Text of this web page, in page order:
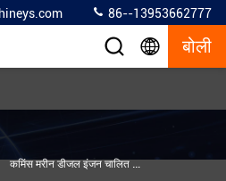
86--13953662777
बोली
कमिंस मरीन डीजल इंजन चालित मिट्टी ड्रेजिंग नाव स्लड ड्रेजिंग नाव स्पड कैरी के साथ